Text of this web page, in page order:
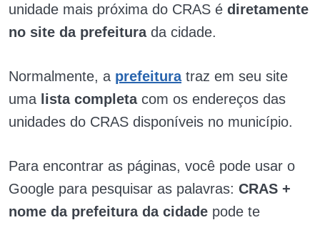
unidade mais próxima do CRAS é diretamente
no site da prefeitura da cidade.
Normalmente, a prefeituratraz em seu site
uma lista completa com os endereços das
unidades do CRAS disponíveis no município.
Para encontrar as páginas, você pode usar o
Google para pesquisar as palavras: CRAS +
nome da prefeitura da cidade pode te